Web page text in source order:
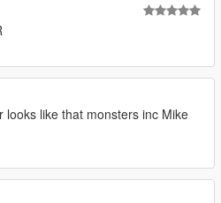
looks like that monsters inc Mike